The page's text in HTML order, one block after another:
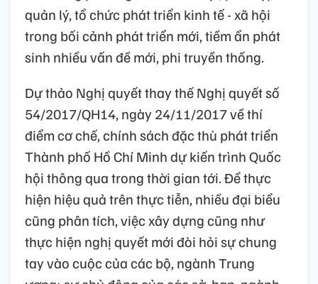
quản lý, tổ chức phát triển kinh tế - xã hội
trong bối cảnh phát triển mới, tiềm ẩn phát
sinh nhiều vấn đề mới, phi truyền thống.
Dự thảo Nghị quyết thay thế Nghị quyết số
54/2017/QH14, ngày 24/11/2017 về thí
điểm cơ chế, chính sách đặc thù phát triển
Thành phố Hồ Chí Minh dự kiến trình Quốc
hội thông qua trong thời gian tới. Để thực
hiện hiệu quả trên thực tiễn, nhiều đại biểu
cũng phân tích, việc xây dựng cũng như
thực hiện nghị quyết mới đòi hỏi sự chung
tay vào cuộc của các bộ, ngành Trung